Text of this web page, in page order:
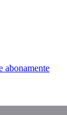
abonamente